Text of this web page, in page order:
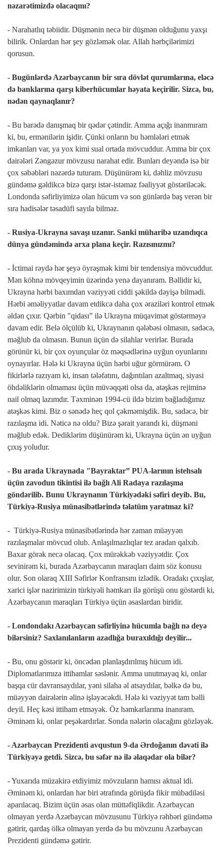
nəzarətimizdə olacaqmı?
- Narahatlıq təbiidir. Düşmənin necə bir düşmən olduğunu yaxşı
bilirik. Onlardan hər şey gözləmək olar. Allah hərbçilərimizi
qorusun.
- Bugünlərdə Azərbaycanın bir sıra dövlət qurumlarına, eləcə
də banklarına qarşı kiberhücumlar həyata keçirilir. Sizcə, bu,
nədən qaynaqlanır?
- Bu barədə danışmaq bir qədər çətindir. Amma açığı inanmıram
ki, bu, ermənilərin işidir. Çünki onların bu həmlələri etmək
imkanları var, ya yox kimi sual ortada mövcuddur. Amma bir çox
dairələri Zəngəzur mövzusu narahat edir. Bunları deyəndə isə bir
çox səbəbləri nəzərdə tuturam. Düşünürəm ki, dəhliz mövzusu
gündəmə gəldikcə bizə qarşı istər-istəməz fəaliyyət göstəriləcək.
Londonda səfirliyimizə olan hücum və son günlərdə baş verən bir
sıra hadisələr təsadüfi sayıla bilməz.
- Rusiya-Ukrayna savaşı uzanır. Sanki müharibə uzandıqca
dünya gündəmində arxa plana keçir. Razısınızmı?
- İctimai rəydə hər şeyə öyrəşmək kimi bir tendensiya mövcuddur.
Mən köhnə mövqeyimin üzərində yenə dayanıram. Bəllidir ki,
Ukrayna hərbi baxımdan vəziyyəti ciddi şəkildə dəyişə bilmədi.
Hərbi əməliyyatlar davam etdikcə daha çox əraziləri kontrol etmək
əldən çıxır. Qərbin "qidası” ilə Ukrayna müqavimət göstərməyə
davam edir. Belə ölçülüb ki, Ukraynanın qələbəsi olmasın, sadəcə,
məğlub da olmasın. Bunun üçün də silahlar verirlər. Burada
görünür ki, bir çox oyunçular öz məqsədlərinə uyğun oyunlarını
oynayırlar. Hələ ki Ukrayna üçün hərbi uğur görmürəm. O
fikirlərlə razıyam ki, insan tələfatını, dağıntıları azaltmaq, siyasi
öhdəliklərin olmaması üçün müvəqqəti olsa da, atəşkəs rejiminə
nail olmaq lazımdır. Təxminən 1994-cü ildə bizim bağladığımız
atəşkəs kimi. Biz o sənədə heç qol çəkməmişdik. Bu, sadəcə, bir
razılaşma idi. Nəticə nə oldu? Bizə şərait yarandı ki, düşməni
məğlub edək. Dediklərim düşünürəm ki, Ukrayna üçün ən uyğun
çıxış yoludur.
- Bu arada Ukraynada "Bayraktar” PUA-larının istehsalı
üçün zavodun tikintisi ilə bağlı Ali Radaya razılaşma
göndərilib. Bunu Ukraynanın Türkiyədəki səfiri deyib. Bu,
Türkiyə-Rusiya münasibətlərində təlatüm yaratmaz ki?
- Türkiyə-Rusiya münasibətlərində hər zaman müəyyən
razılaşmalar mövcud olub. Anlaşılmazlıqlar tez aradan qalxıb.
Baxar görək necə olacaq. Çox mürəkkəb vəziyyətdir. Çox
sevinirəm ki, burada Azərbaycanın maraqları daim söz konusu
olur. Son olaraq XIII Səfirlər Konfransını izlədik. Oradakı çıxışlar,
xarici işlər nazirimizin türkiyəli həmkarı ilə görüşü onu göstərdi ki,
Azərbaycanın maraqları Türkiyə üçün əsaslardan biridir.
- Londondakı Azərbaycan səfirliyinə hücumla bağlı nə deyə
bilərsiniz? Saxlanılanların azadlığa buraxıldığı deyilir...
- Bu, onu göstərir ki, öncədən planlaşdırılmış hücum idi.
Diplomatlarımıza ittihamlar səslənir. Amma unutmayaq ki, onlar
başqa cür davransaydılar, yəni silaha əl atsaydılar, bəlkə də bu,
müəyyən dairələrin əlinə işləyəcəkdi. Hələ ki vəziyyət tam bəlli
deyil. Heç kəsi ittiham etməyək. Öz həmkarlarıma inanıram.
Əminəm ki, onlar peşəkardırlar. Sonda nələrin olacağını gözləyək.
- Azərbaycan Prezidenti avqustun 9-da Ərdoğanın dəvəti ilə
Türkiyəyə getdi. Sizcə, bu səfər nə ilə əlaqədar ola bilər?
- Yuxarıda müzakirə etdiyimiz mövzuların hamısı aktual idi.
Əminəm ki, onlardan hər biri ətrafında görüşdə fikir mübadiləsi
aparılacaq. Bizim üçün əsas olan müttəfiqlikdir. Azərbaycan
olmayan yerdə Azərbaycan mövzusunu Türkiyə rəhbəri gündəmə
gətirir, qardaş ölkə olmayan yerdə də bu mövzunu Azərbaycan
Prezidenti gündəmə gətirir.